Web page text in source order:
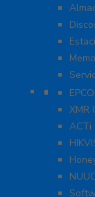
XMR
ACTi